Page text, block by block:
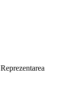
Reprezentarea